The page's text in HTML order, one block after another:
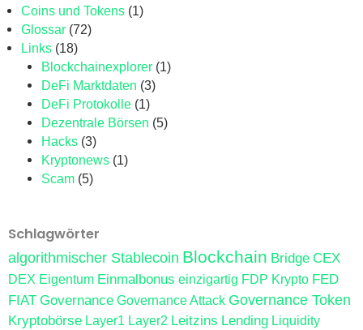
Coins und Tokens (1)
Glossar (72)
Links (18)
Blockchainexplorer (1)
DeFi Marktdaten (3)
DeFi Protokolle (1)
Dezentrale Börsen (5)
Hacks (3)
Kryptonews (1)
Scam (5)
Schlagwörter
algorithmischer Stablecoin Blockchain Bridge CEX
DEX Eigentum Einmalbonus einzigartig FDP Krypto FED
FIAT Governance Governance Attack Governance Token
Kryptobörse Layer1 Layer2 Leitzins Lending Liquidity